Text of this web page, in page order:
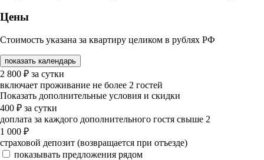
Цены
Стоимость указана за квартиру целиком в рублях РФ
показать календарь
2 800 ₽ за сутки
включает проживание не более 2 гостей
Показать дополнительные условия и скидки
400 ₽ за сутки
доплата за каждого дополнительного гостя свыше 2
1 000 ₽
страховой депозит (возвращается при отъезде)
показывать предложения рядом